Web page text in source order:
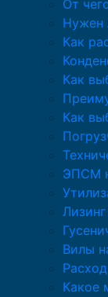
От
Нужен
Как
Как
Как
ЭПСМ
Вилы
Какое